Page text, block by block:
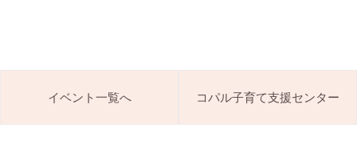
イベント一覧へ コパル子育て支援センター